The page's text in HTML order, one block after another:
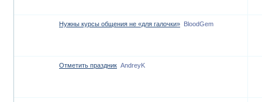
Нужны курсы общения не «для галочки» BloodGem
Отметить праздник AndreyK